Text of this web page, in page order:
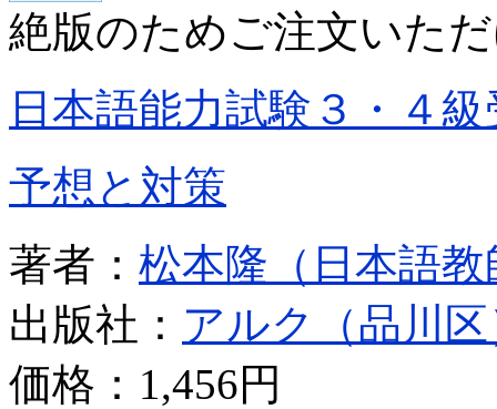
絶版のためご注文いた
日本語能力試験３・４
予想と対策
著者： 松本隆（日本語教
出版社： アルク（品川
価格： 1,456円